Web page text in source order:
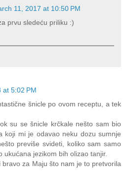
11, 2017 at 10:50 PM
prvu sledeću priliku :)
at 5:02 PM
šnicle po ovom receptu, a tek
su se šnicle krčkale nešto sam bio
koji mi je odavao neku dozu sumnje
previše svideti, koliko sam samo
ukućana jezikom bih olizao tanjir.
bravo za Maju što nam je to pretvorila